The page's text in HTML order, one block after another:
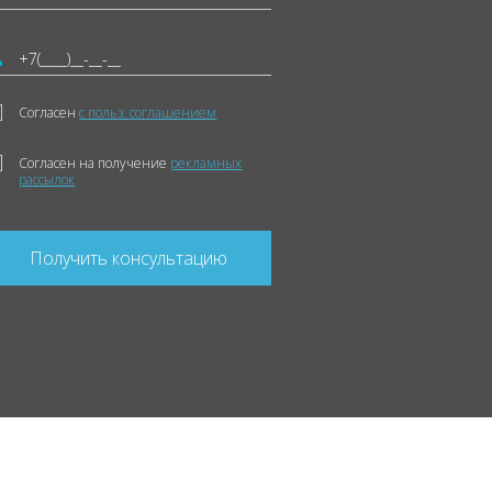
Согласенс польз. соглашением
Согласен на получение рекламных
рассылок
Получить консультацию